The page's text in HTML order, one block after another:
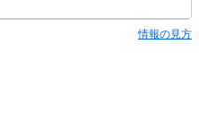
情報の見方